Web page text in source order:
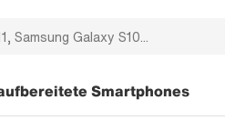
Smartphones